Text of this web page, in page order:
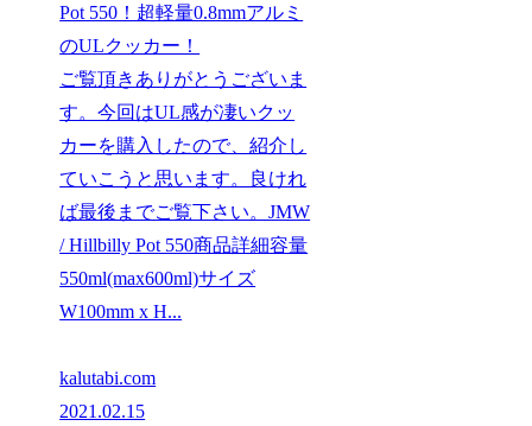
Pot 550！超軽量0.8mmアルミ
のULクッカー！
ご覧頂きありがとうございま
す。今回はUL感が凄いクッ
カーを購入したので、紹介し
ていこうと思います。良けれ
ば最後までご覧下さい。JMW
/ Hillbilly Pot 550商品詳細容量
550ml(max600ml)サイズ
W100mm x H...
kalutabi.com
2021.02.15